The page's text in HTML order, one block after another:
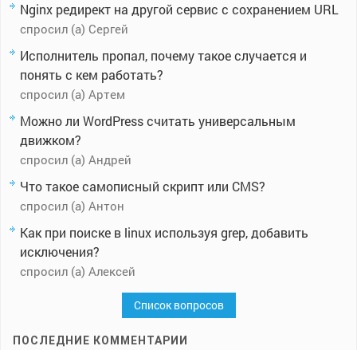
Nginx редирект на другой сервис с сохранением URL
спросил (а) Сергей
Исполнитель пропал, почему такое случается и
понять с кем работать?
спросил (а) Артем
Можно ли WordPress считать универсальным
движком?
спросил (а) Андрей
Что такое самописный скрипт или CMS?
спросил (а) Антон
Как при поиске в linux используя grep, добавить
исключения?
спросил (а) Алексей
Список вопросов
ПОСЛЕДНИЕ КОММЕНТАРИИ